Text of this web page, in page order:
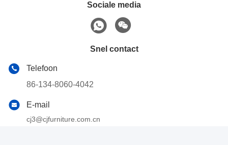
Sociale media
Snel contact
Telefoon
86-134-8060-4042
E-mail
cj3@cjfurniture.com.cn